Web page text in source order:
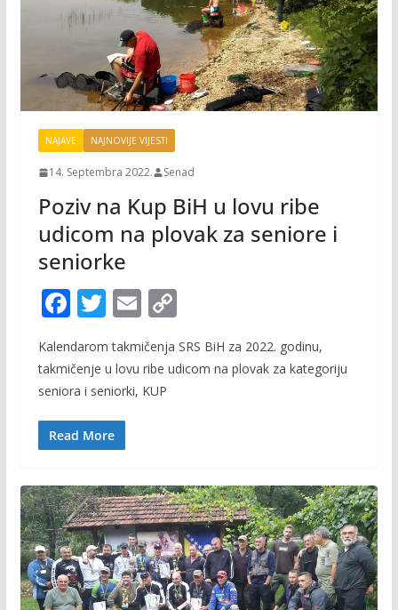
NAJAVE NAJNOVIJE VIJESTI
14. Septembra 2022. Senad
Poziv na Kup BiH u lovu ribe
udicom na plovak za seniore i
seniorke
F
ac
e
b
o
o
T
w
itt
er
E
m
ai
l
C
p
Kalendarom takmičenja SRS BiH za 2022. godinu,
takmičenje u lovu ribe udicom na plovak za kategoriju
seniora i seniorki, KUP
Read More